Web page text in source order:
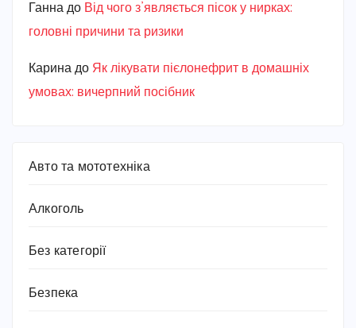
Ганна до Від чого з’являється пісок у нирках:
головні причини та ризики
Карина до Як лікувати пієлонефрит в домашніх
умовах: вичерпний посібник
Авто та мототехніка
Алкоголь
Без категорії
Безпека